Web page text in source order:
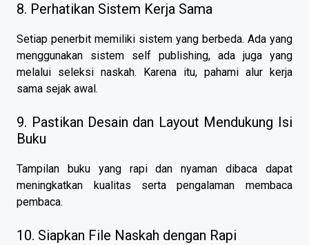
8. Perhatikan Sistem Kerja Sama
Setiap penerbit memiliki sistem yang berbeda. Ada yang
menggunakan sistem self publishing, ada juga yang
melalui seleksi naskah. Karena itu, pahami alur kerja
sama sejak awal.
9. Pastikan Desain dan Layout Mendukung Isi
Buku
Tampilan buku yang rapi dan nyaman dibaca dapat
meningkatkan kualitas serta pengalaman membaca
pembaca.
10. Siapkan File Naskah dengan Rapi